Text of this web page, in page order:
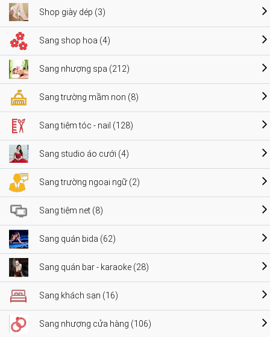
Shop giày dép (3)
Sang shop hoa (4)
Sang nhượng spa (212)
Sang trường mầm non (8)
Sang tiệm tóc - nail (128)
Sang studio áo cưới (4)
Sang trường ngoại ngữ (2)
Sang tiệm net (8)
Sang quán bida (62)
Sang quán bar - karaoke (28)
Sang khách sạn (16)
Sang nhượng cửa hàng (106)